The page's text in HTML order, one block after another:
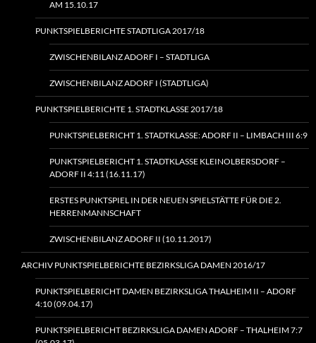
AM 15.10.17
PUNKTSPIELBERICHTE STADTLIGA 2017/18
ZWISCHENBILANZ ADORF I – STADTLIGA
ZWISCHENBILANZ ADORF I (STADTLIGA)
PUNKTSPIELBERICHTE 1. STADTKLASSE 2017/18
PUNKTSPIELBERICHT 1. STADTKLASSE: ADORF II – LIMBACH III 6:9
PUNKTSPIELBERICHT 1. STADTKLASSE KLEINOLBERSDORF –
ADORF II 4:11 (16.11.17)
ERSTES PUNKTSPIEL IN DER NEUEN SPIELSTÄTTE FÜR DIE 2.
HERRENMANNSCHAFT
ZWISCHENBILANZ ADORF II (10.11.2017)
ARCHIV PUNKTSPIELBERICHTE BEZIRKSLIGA DAMEN 2016/17
PUNKTSPIELBERICHT DAMEN BEZIRKSLIGA THALHEIM II – ADORF
4:10 (09.04.17)
PUNKTSPIELBERICHT BEZIRKSLIGA DAMEN ADORF – THALHEIM 7:7